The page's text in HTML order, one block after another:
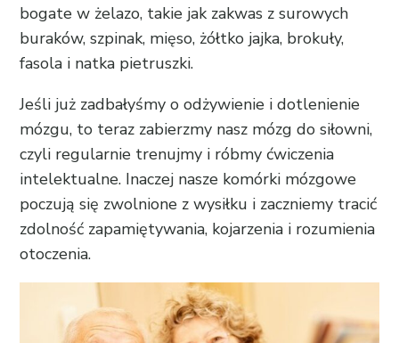
bogate w żelazo, takie jak zakwas z surowych
buraków, szpinak, mięso, żółtko jajka, brokuły,
fasola i natka pietruszki.
Jeśli już zadbałyśmy o odżywienie i dotlenienie
mózgu, to teraz zabierzmy nasz mózg do siłowni,
czyli regularnie trenujmy i róbmy ćwiczenia
intelektualne. Inaczej nasze komórki mózgowe
poczują się zwolnione z wysiłku i zaczniemy tracić
zdolność zapamiętywania, kojarzenia i rozumienia
otoczenia.